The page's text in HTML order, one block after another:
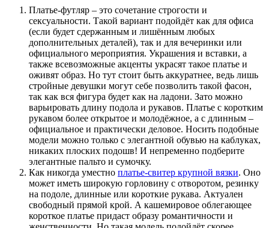
Платье-футляр – это сочетание строгости и
сексуальности. Такой вариант подойдёт как для офиса
(если будет сдержанным и лишённым любых
дополнительных деталей), так и для вечеринки или
официального мероприятия. Украшения и вставки, а
также всевозможные акценты украсят такое платье и
оживят образ. Но тут стоит быть аккуратнее, ведь лишь
стройные девушки могут себе позволить такой фасон,
так как вся фигура будет как на ладони. Зато можно
варьировать длину подола и рукавов. Платье с коротким
рукавом более открытое и молодёжное, а с длинным –
официальное и практически деловое. Носить подобные
модели можно только с элегантной обувью на каблуках,
никаких плоских подошв! И непременно подберите
элегантные пальто и сумочку.
Как никогда уместно платье-свитер крупной вязки. Оно
может иметь широкую горловину с отворотом, резинку
на подоле, длинные или короткие рукава. Актуален
свободный прямой крой. А кашемировое облегающее
короткое платье придаст образу романтичности и